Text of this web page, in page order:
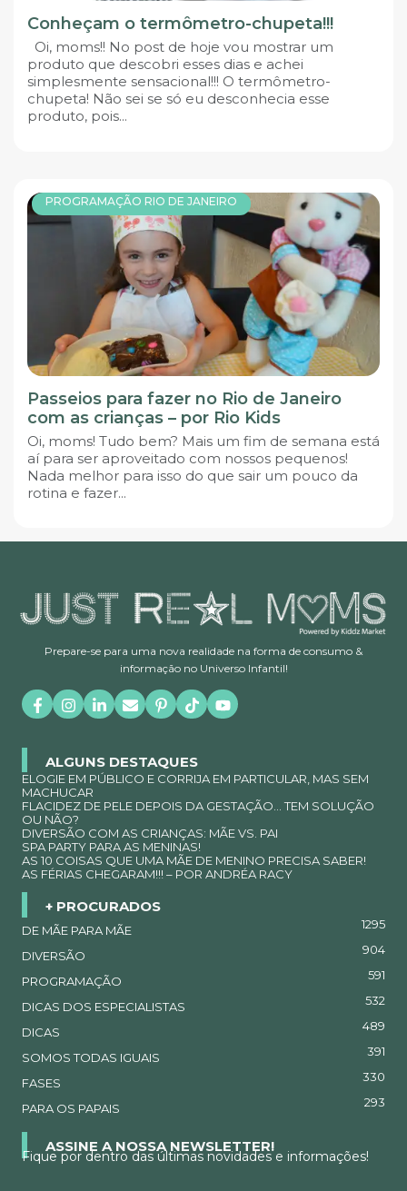
Conheçam o termômetro-chupeta!!!
Oi, moms!! No post de hoje vou mostrar um
produto que descobri esses dias e achei
simplesmente sensacional!!! O termômetro-
chupeta! Não sei se só eu desconhecia esse
produto, pois...
PROGRAMAÇÃO RIO DE JANEIRO
Passeios para fazer no Rio de Janeiro
com as crianças – por Rio Kids
Oi, moms! Tudo bem? Mais um fim de semana está
aí para ser aproveitado com nossos pequenos!
Nada melhor para isso do que sair um pouco da
rotina e fazer...
Prepare-se para uma nova realidade na forma de consumo &
informação no Universo Infantil!
ALGUNS DESTAQUES
ELOGIE EM PÚBLICO E CORRIJA EM PARTICULAR, MAS SEM
MACHUCAR
FLACIDEZ DE PELE DEPOIS DA GESTAÇÃO… TEM SOLUÇÃO
OU NÃO?
DIVERSÃO COM AS CRIANÇAS: MÃE VS. PAI
SPA PARTY PARA AS MENINAS!
AS 10 COISAS QUE UMA MÃE DE MENINO PRECISA SABER!
AS FÉRIAS CHEGARAM!!! – POR ANDRÉA RACY
+ PROCURADOS
DE MÃE PARA MÃE 1295
DIVERSÃO 904
PROGRAMAÇÃO 591
DICAS DOS ESPECIALISTAS 532
DICAS 489
SOMOS TODAS IGUAIS 391
FASES 330
PARA OS PAPAIS 293
ASSINE A NOSSA NEWSLETTER!
Fique por dentro das últimas novidades e informações!